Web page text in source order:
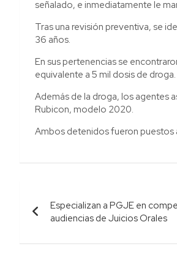
señalado, e inmediatamente le
Tras una revisión preventiva, se
36 años.
En sus pertenencias se
equivalente a 5 mil dosis de droga.
Además de la droga, los agentes
Rubicon, modelo 2020.
Ambos detenidos fueron puestos
Navegación
de
entradas
Especializan a PGJE en
audiencias de Juicios Orales